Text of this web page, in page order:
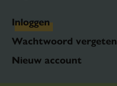
Inloggen
Wachtwoord vergeten
Nieuw account